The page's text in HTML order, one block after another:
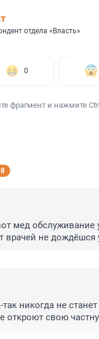
отдела «Власть»
0
фрагмент и нажмите
мед обслуживание
врачей не дождёшся
никогда не
откроют свою